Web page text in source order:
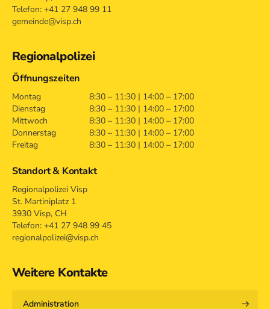
Telefon: +41 27 948 99 11
gemeinde@visp.ch
Regionalpolizei
Öffnungszeiten
Montag
8:30 – 11:30 | 14:00 – 17:00
Dienstag
8:30 – 11:30 | 14:00 – 17:00
Mittwoch
8:30 – 11:30 | 14:00 – 17:00
Donnerstag
8:30 – 11:30 | 14:00 – 17:00
Freitag
8:30 – 11:30 | 14:00 – 17:00
Standort & Kontakt
Regionalpolizei Visp
St. Martiniplatz 1
3930 Visp, CH
Telefon: +41 27 948 99 45
regionalpolizei@visp.ch
Weitere Kontakte
Administration